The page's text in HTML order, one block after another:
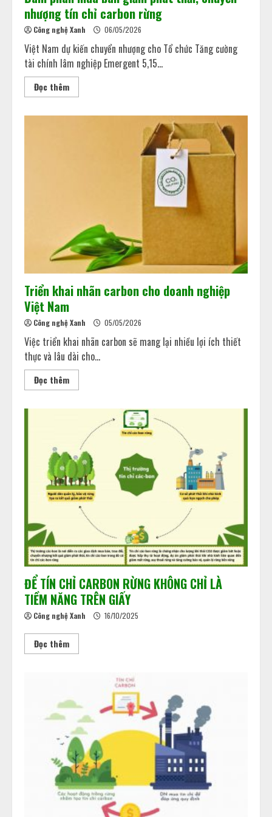
nhượng tín chỉ carbon rừng
Công nghệ Xanh 06/05/2026
Việt Nam dự kiến chuyển nhượng cho Tổ chức Tăng cường
tài chính lâm nghiệp Emergent 5,15...
Đọc thêm
Triển khai nhãn carbon cho doanh nghiệp
Việt Nam
Công nghệ Xanh 05/05/2026
Việc triển khai nhãn carbon sẽ mang lại nhiều lợi ích thiết
thực và lâu dài cho...
Đọc thêm
ĐỂ TÍN CHỈ CARBON RỪNG KHÔNG CHỈ LÀ
TIỀM NĂNG TRÊN GIẤY
Công nghệ Xanh 16/10/2025
Đọc thêm
2
doanh nghiệp đi hay ở lại thị trường
02/06/2026
3
Chuẩn bị “luật chơi” mới của Sàn
giao dịch các-bon
15/05/2026